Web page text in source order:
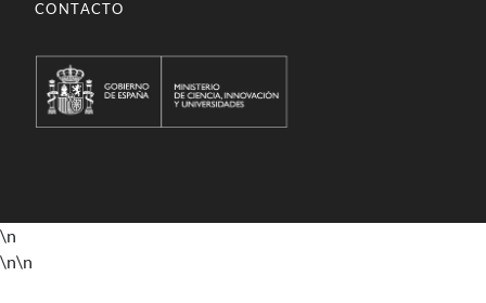
CONTACTO
\n
\n\n